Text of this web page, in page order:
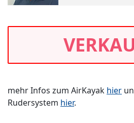
mehr Infos zum AirKayak hier
Rudersystem hier.